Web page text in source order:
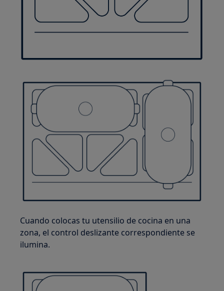
Cuando colocas tu utensilio de cocina en una
zona, el control deslizante correspondiente se
ilumina.